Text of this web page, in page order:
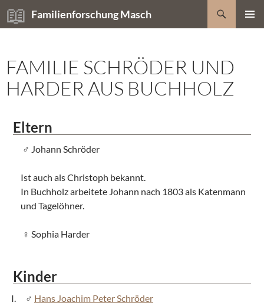
Zum
Inhalt
Familienforschung Masch
Suchen
FAMILIE SCHRÖDER UND
HARDER AUS BUCHHOLZ
Eltern
Johann Schröder
Ist auch als Christoph bekannt.
In Buchholz arbeitete Johann nach 1803 als Katenmann
und Tagelöhner.
Sophia Harder
Kinder
Hans Joachim Peter Schröder